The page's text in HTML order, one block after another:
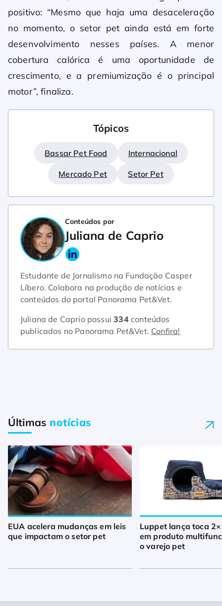
positivo: “Mesmo que haja uma desaceleração
no momento, o setor pet ainda está em forte
desenvolvimento nesses países. A menor
cobertura calórica é uma oportunidade de
crescimento, e a premiumização é o principal
motor”, finaliza.
Tópicos
Bassar Pet Food Internacional
Mercado Pet Setor Pet
Conteúdos por
Juliana de Caprio
Estudante de Jornalismo na Fundação Casper
Líbero. Colabora na produção de notícias e
conteúdos do portal Panorama Pet&Vet.
Juliana de Caprio possui 334conteúdos
publicados no Panorama Pet&Vet. Confira!
Últimas notícias
EUA acelera mudanças em leis
que impactam o setor pet
Luppet lança toca
em produto
o varejo pet